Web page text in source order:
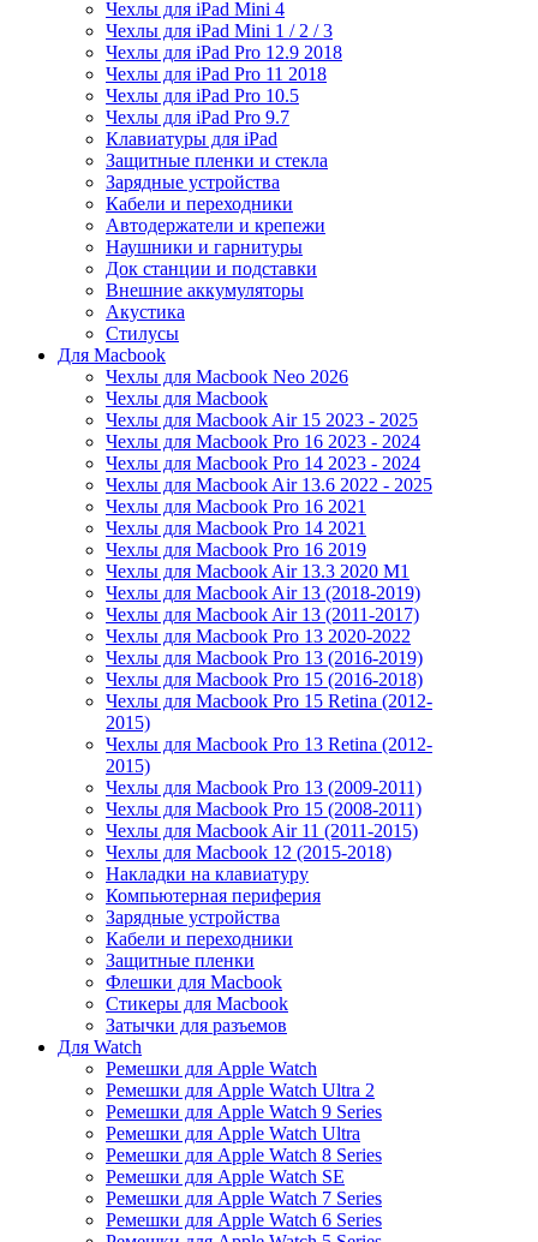
Чехлы для iPad Mini 4
Чехлы для iPad Mini 1 / 2 / 3
Чехлы для iPad Pro 12.9 2018
Чехлы для iPad Pro 11 2018
Чехлы для iPad Pro 10.5
Чехлы для iPad Pro 9.7
Клавиатуры для iPad
Защитные пленки и стекла
Зарядные устройства
Кабели и переходники
Автодержатели и крепежи
Наушники и гарнитуры
Док станции и подставки
Внешние аккумуляторы
Акустика
Стилусы
Для Macbook
Чехлы для Macbook Neo 2026
Чехлы для Macbook
Чехлы для Macbook Air 15 2023 - 2025
Чехлы для Macbook Pro 16 2023 - 2024
Чехлы для Macbook Pro 14 2023 - 2024
Чехлы для Macbook Air 13.6 2022 - 2025
Чехлы для Macbook Pro 16 2021
Чехлы для Macbook Pro 14 2021
Чехлы для Macbook Pro 16 2019
Чехлы для Macbook Air 13.3 2020 M1
Чехлы для Macbook Air 13 (2018-2019)
Чехлы для Macbook Air 13 (2011-2017)
Чехлы для Macbook Pro 13 2020-2022
Чехлы для Macbook Pro 13 (2016-2019)
Чехлы для Macbook Pro 15 (2016-2018)
Чехлы для Macbook Pro 15 Retina (2012-
2015)
Чехлы для Macbook Pro 13 Retina (2012-
2015)
Чехлы для Macbook Pro 13 (2009-2011)
Чехлы для Macbook Pro 15 (2008-2011)
Чехлы для Macbook Air 11 (2011-2015)
Чехлы для Macbook 12 (2015-2018)
Накладки на клавиатуру
Компьютерная периферия
Зарядные устройства
Кабели и переходники
Защитные пленки
Флешки для Macbook
Стикеры для Macbook
Затычки для разъемов
Для Watch
Ремешки для Apple Watch
Ремешки для Apple Watch Ultra 2
Ремешки для Apple Watch 9 Series
Ремешки для Apple Watch Ultra
Ремешки для Apple Watch 8 Series
Ремешки для Apple Watch SE
Ремешки для Apple Watch 7 Series
Ремешки для Apple Watch 6 Series